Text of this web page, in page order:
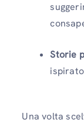
Storie
Una volta